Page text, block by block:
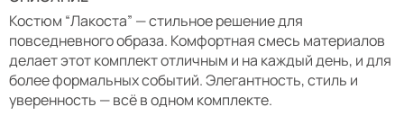
Костюм “Лакоста” — стильное решение для
повседневного образа. Комфортная смесь материалов
делает этот комплект отличным и на каждый день, и для
более формальных событий. Элегантность, стиль и
уверенность — всё в одном комплекте.